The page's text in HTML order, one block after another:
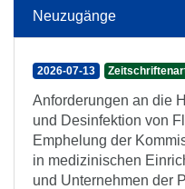
Neuzugänge
2026-07-13
Anforderungen an die
und Desinfektion von
Emphelung der
in medizinischen
und Unternehmen der